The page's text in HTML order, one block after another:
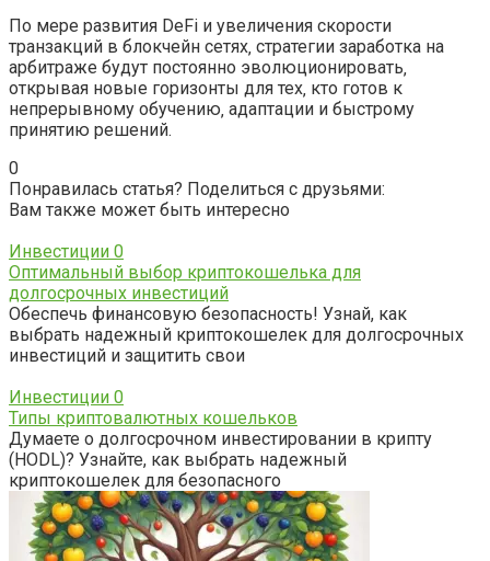
По мере развития DeFi и увеличения скорости
транзакций в блокчейн сетях‚ стратегии заработка на
арбитраже будут постоянно эволюционировать‚
открывая новые горизонты для тех‚ кто готов к
непрерывному обучению‚ адаптации и быстрому
принятию решений.
0
Понравилась статья? Поделиться с друзьями:
Вам также может быть интересно
Инвестиции 0
Оптимальный выбор криптокошелька для
долгосрочных инвестиций
Обеспечь финансовую безопасность! Узнай, как
выбрать надежный криптокошелек для долгосрочных
инвестиций и защитить свои
Инвестиции 0
Типы криптовалютных кошельков
Думаете о долгосрочном инвестировании в крипту
(HODL)? Узнайте, как выбрать надежный
криптокошелек для безопасного